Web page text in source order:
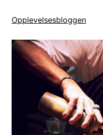
Opplevelsesbloggen